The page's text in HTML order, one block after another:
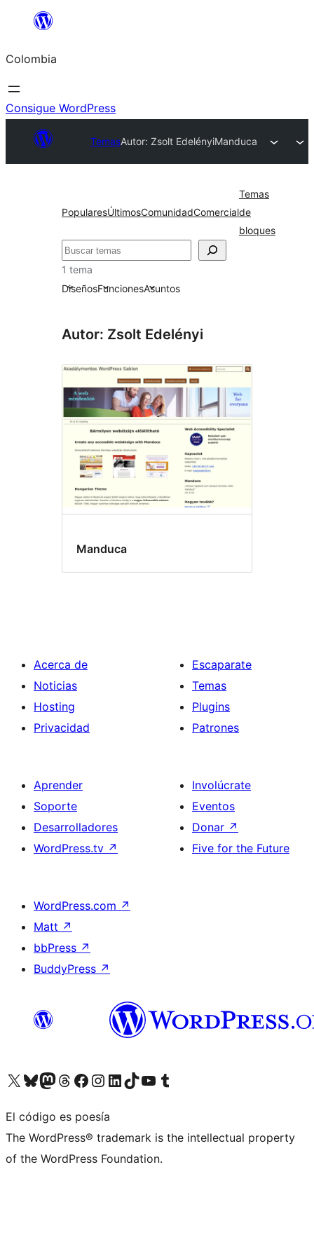
Saltar
contenido
Colombia
Consigue WordPress
TemasAutor: Zsolt EdelényiManduca
PopularesÚltimosComunidadComercial
Temas
de
bloques
Buscar
1 tema
DiseñosFuncionesAsuntos
Autor: Zsolt Edelényi
Manduca
Acerca de
Noticias
Hosting
Privacidad
Escaparate
Temas
Plugins
Patrones
Aprender
Soporte
Desarrolladores
WordPress.tv ↗
Involúcrate
Eventos
Donar ↗
Five for the Future
WordPress.com ↗
Matt ↗
bbPress ↗
BuddyPress ↗
Visita nuestra cuenta de X (anteriormente Twitter)
Visita nuestra cuenta de Bluesky
Visita nuestra cuenta de Mastodon
Visita nuestra cuenta de Threads
Visita nuestra página de Facebook
Visita nuestra cuenta de Instagram
Visita nuestra cuenta de LinkedIn
Visita nuestra cuenta de TikTok
Visita nuestro canal de YouTube
Visita nuestra cuenta de Tumblr
El código es poesía
The WordPress® trademark is the intellectual property
of the WordPress Foundation.